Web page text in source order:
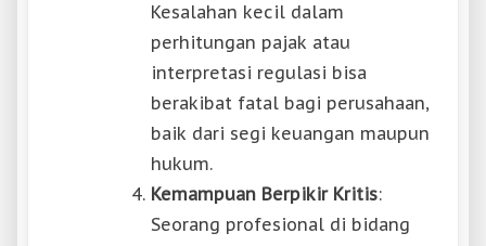
Kesalahan kecil dalam
perhitungan pajak atau
interpretasi regulasi bisa
berakibat fatal bagi perusahaan,
baik dari segi keuangan maupun
hukum.
Kemampuan Berpikir Kritis:
Seorang profesional di bidang